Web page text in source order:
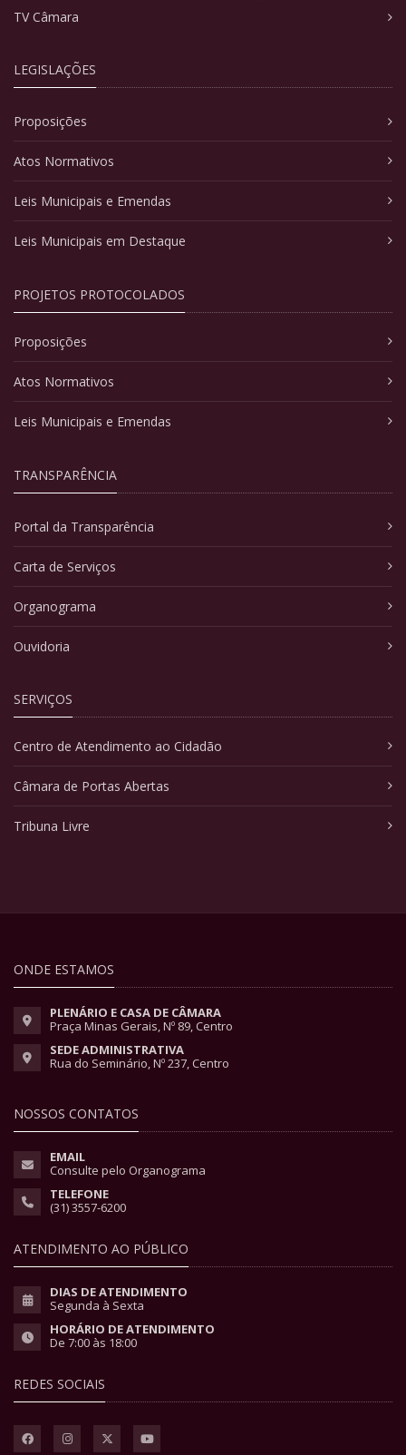
TV Câmara
LEGISLAÇÕES
Proposições
Atos Normativos
Leis Municipais e Emendas
Leis Municipais em Destaque
PROJETOS PROTOCOLADOS
Proposições
Atos Normativos
Leis Municipais e Emendas
TRANSPARÊNCIA
Portal da Transparência
Carta de Serviços
Organograma
Ouvidoria
SERVIÇOS
Centro de Atendimento ao Cidadão
Câmara de Portas Abertas
Tribuna Livre
ONDE ESTAMOS
PLENÁRIO E CASA DE CÂMARA
Praça Minas Gerais, Nº 89, Centro
SEDE ADMINISTRATIVA
Rua do Seminário, Nº 237, Centro
NOSSOS CONTATOS
EMAIL
Consulte pelo Organograma
TELEFONE
(31) 3557-6200
ATENDIMENTO AO PÚBLICO
DIAS DE ATENDIMENTO
Segunda à Sexta
HORÁRIO DE ATENDIMENTO
De 7:00 às 18:00
REDES SOCIAIS